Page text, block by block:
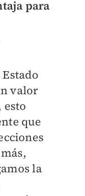
para
valor
esto
que
la